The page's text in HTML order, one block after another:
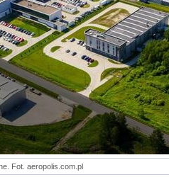
Fot. aeropolis.com.pl